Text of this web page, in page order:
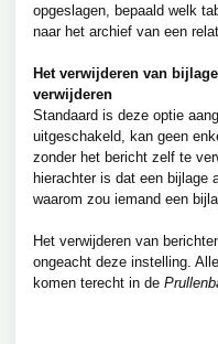
opgeslagen, bepaald welk
naar het archief van een
Het verwijderen van
verwijderen
Standaard is deze optie
uitgeschakeld, kan geen
zonder het bericht zelf te
hierachter is dat een bijlage
waarom zou iemand een
Het verwijderen van
ongeacht deze instelling.
komen terecht in de